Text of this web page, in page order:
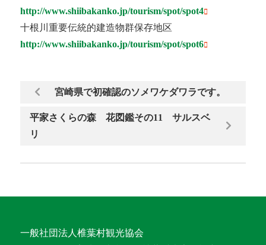
http://www.shiibakanko.jp/tourism/spot/spot4
十根川重要伝統的建造物群保存地区
http://www.shiibakanko.jp/tourism/spot/spot6
宮崎県で初確認のソメワケダワラです。
平家さくらの森 花図鑑その11 サルスベ
リ
一般社団法人椎葉村観光協会